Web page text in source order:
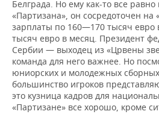
Белграда. Но ему как-то все
«Партизана», он сосредоточен на
зарплаты по 160—170 тысяч
тысяч евро в месяц. Президент
Сербии — выходец из «Црвены
команда для него важнее. Но
юниорских и молодежных
большинство игроков
это кузница кадров для
«Партизане» все хорошо, кроме